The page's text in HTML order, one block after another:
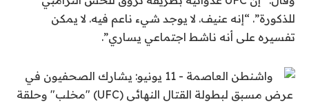
للذكورة”. “إنه عنيف. لا يوجد شيء ناعم فيه. لا يمكن
تفسيره على أنه ناشط اجتماعي يساري”.